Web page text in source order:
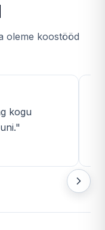
oleme koostööd
kogu